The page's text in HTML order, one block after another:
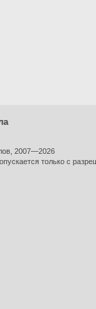
2007—2026
только с